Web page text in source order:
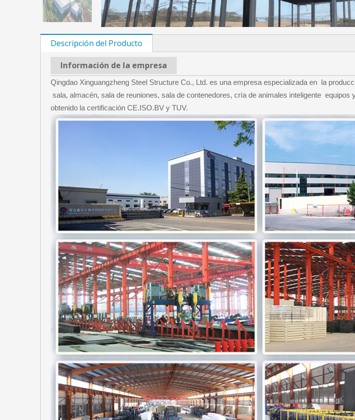
Descripción del Producto
Información de la empresa
Qingdao Xinguangzheng Steel Structure Co., Ltd. es una empresa especializada en la
sala, almacén, sala de reuniones, sala de contenedores, cría de animales inteligente
obtenido la certificación CE.ISO.BV y TUV.